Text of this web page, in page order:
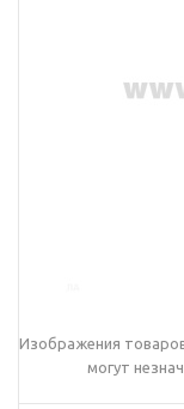
Изображения
могут